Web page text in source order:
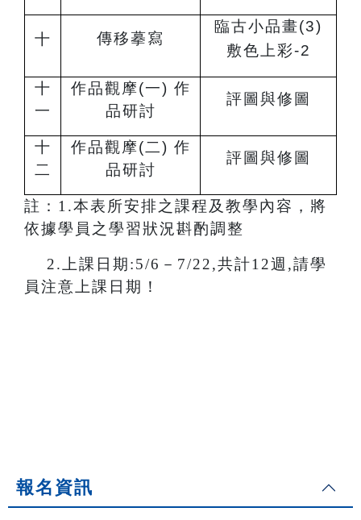
十 傳移摹寫
臨古小品畫(3)
敷色上彩-2
十
一
作品觀摩(一) 作
品研討
評圖與修圖
十
二
作品觀摩(二) 作
品研討
評圖與修圖
註：1.本表所安排之課程及教學內容，將
依據學員之學習狀況斟酌調整
2.上課日期:5/6－7/22,共計12週,請學
員注意上課日期！
報名資訊